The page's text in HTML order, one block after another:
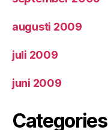
augusti 2009
juli 2009
juni 2009
Categories